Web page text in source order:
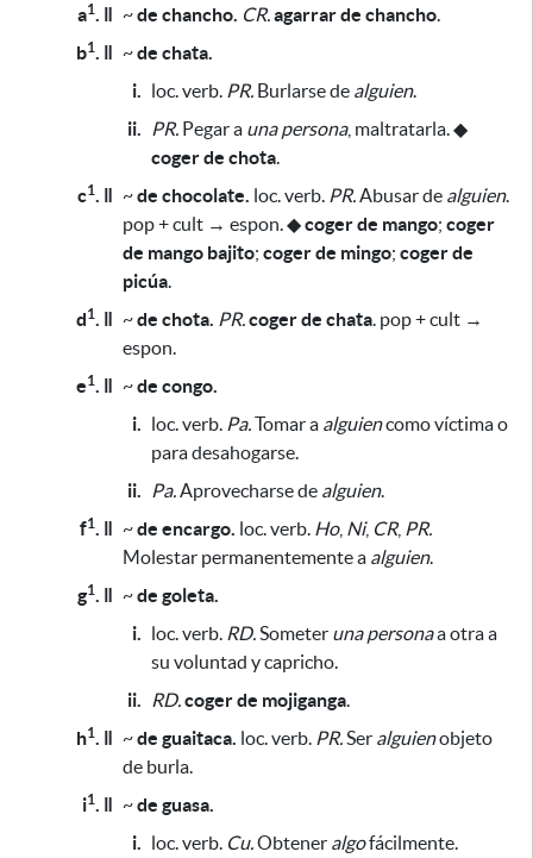
a1. ǁ ~de chancho. CR.agarrar de chancho.
b1. ǁ ~de chata.
i. loc. verb. PR. Burlarse de alguien.
ii.
PR. Pegar a una persona, maltratarla.◆
coger de chota.
c1. ǁ ~de chocolate. loc. verb. PR.Abusar de alguien.
pop + cult → espon.◆coger de mango; coger
de mango bajito; coger de mingo; coger de
picúa.
d1. ǁ ~de chota. PR.coger de chata. pop + cult →
espon.
e1. ǁ ~de congo.
i. loc. verb. Pa.Tomar a alguiencomo víctimao
para desahogarse.
ii.
Pa.Aprovecharse de alguien.
f1. ǁ ~de encargo. loc. verb. Ho, Ni, CR, PR.
Molestar permanentemente a alguien.
g1. ǁ ~de goleta.
i. loc. verb. RD.Someter una personaa otra a
su voluntad y capricho.
ii.
RD.coger de mojiganga.
h1. ǁ ~de guaitaca. loc. verb. PR.Ser alguienobjeto
de burla.
i1. ǁ ~de guasa.
i. loc. verb. Cu.Obtener algofácilmente.